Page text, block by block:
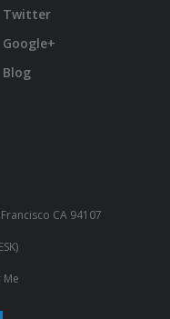
Twitter
Google+
Blog
CA 94107